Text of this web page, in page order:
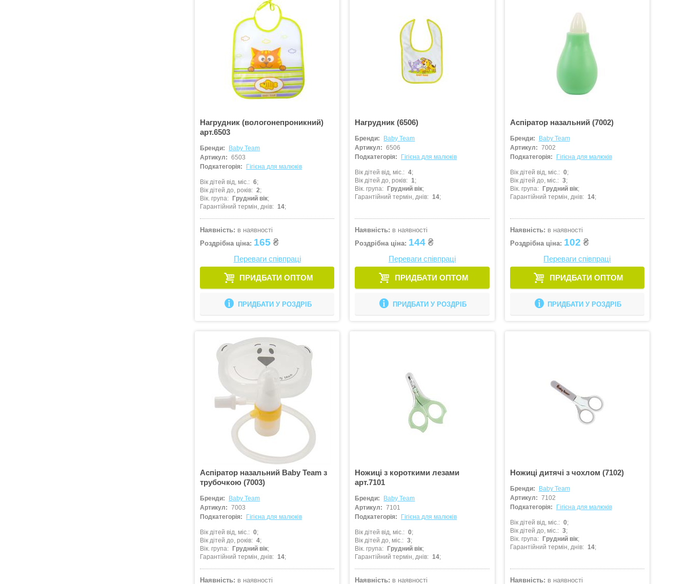
Нагрудник (вологонепроникний)
арт.6503
Бренди:
Baby Team
Артикул: 6503
Подкатегорія:
Гігієна для малюків
Вік дітей від, міс.
6
Вік дітей до, років
2
Вік. група
Грудний вік
Гарантійний термін, днів
14
Наявність: в наявності
Роздрібна ціна: 165 ₴
Переваги співпраці
ПРИДБАТИ ОПТОМ
ПРИДБАТИ У РОЗДРІБ
Нагрудник (6506)
Бренди:
Baby Team
Артикул: 6506
Подкатегорія:
Гігієна для малюків
Вік дітей від, міс.
4
Вік дітей до, років
1
Вік. група
Грудний вік
Гарантійний термін, днів
14
Наявність: в наявності
Роздрібна ціна: 144 ₴
Переваги співпраці
ПРИДБАТИ ОПТОМ
ПРИДБАТИ У РОЗДРІБ
Аспіратор назальний (7002)
Бренди:
Baby Team
Артикул: 7002
Подкатегорія:
Гігієна для малюків
Вік дітей від, міс.
0
Вік дітей до, міс.
3
Вік. група
Грудний вік
Гарантійний термін, днів
14
Наявність: в наявності
Роздрібна ціна: 102 ₴
Переваги співпраці
ПРИДБАТИ ОПТОМ
ПРИДБАТИ У РОЗДРІБ
Аспіратор назальний Baby Team з
трубочкою (7003)
Бренди:
Baby Team
Артикул: 7003
Подкатегорія:
Гігієна для малюків
Вік дітей від, міс.
0
Вік дітей до, років
4
Вік. група
Грудний вік
Гарантійний термін, днів
14
Наявність: в наявності
Ножиці з короткими лезами
арт.7101
Бренди:
Baby Team
Артикул: 7101
Подкатегорія:
Гігієна для малюків
Вік дітей від, міс.
0
Вік дітей до, міс.
3
Вік. група
Грудний вік
Гарантійний термін, днів
14
Наявність: в наявності
Ножиці дитячі з чохлом (7102)
Бренди:
Baby Team
Артикул: 7102
Подкатегорія:
Гігієна для малюків
Вік дітей від, міс.
0
Вік дітей до, міс.
3
Вік. група
Грудний вік
Гарантійний термін, днів
14
Наявність: в наявності